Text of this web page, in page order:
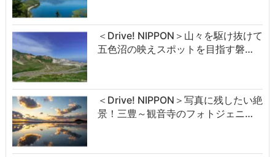
＜Drive! NIPPON＞山々を駆け抜けて
五色沼の映えスポットを目指す磐…
＜Drive! NIPPON＞写真に残したい絶
景！三豊～観音寺のフォトジェニ…